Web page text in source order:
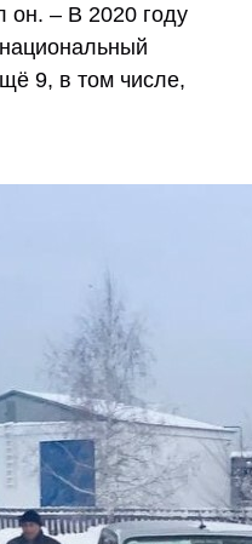
он. – В 2020 году
9, в том числе,